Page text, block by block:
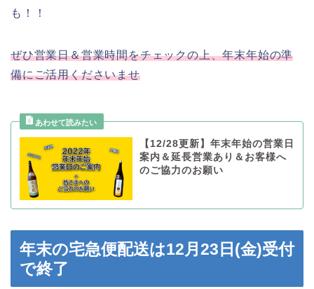
も！！
ぜひ営業日＆営業時間をチェックの上、年末年始の準
備にご活用くださいませ
【12/28更新】年末年始の営業日
案内＆延長営業あり＆お客様へ
のご協力のお願い
年末の宅急便配送は12月23日(金)受付
で終了